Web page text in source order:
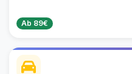
Ab 89€